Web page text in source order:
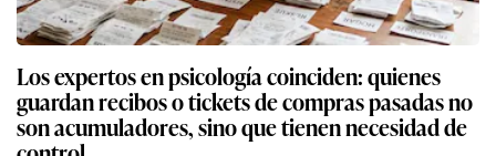
Los expertos en psicología coinciden: quienes
guardan recibos o tickets de compras pasadas no
son acumuladores, sino que tienen necesidad de